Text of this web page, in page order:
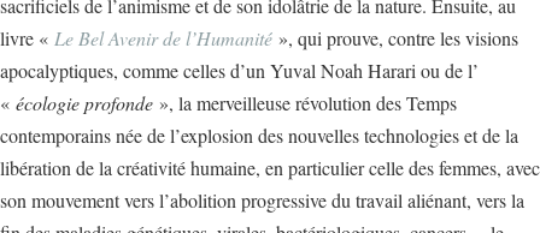
sacrificiels de l’animisme et de son idolâtrie de la nature. Ensuite, au
livre « Le Bel Avenir de l’Humanité », qui prouve, contre les visions
apocalyptiques, comme celles d’un Yuval Noah Harari ou de l’
« écologie profonde », la merveilleuse révolution des Temps
contemporains née de l’explosion des nouvelles technologies et de la
libération de la créativité humaine, en particulier celle des femmes, avec
son mouvement vers l’abolition progressive du travail aliénant, vers la